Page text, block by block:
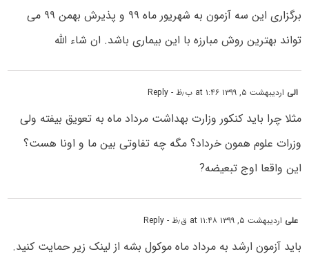
برگزاری این سه آزمون به شهریور ماه ۹۹ و پذیرش بهمن ۹۹ می
تواند بهترین روش مبارزه با این بیماری باشد. ان شاء الله
الی اردیبهشت ۵, ۱۳۹۹ at ۱:۴۶ ب٫ظ - Reply
مثلا چرا باید کنکور وزارت بهداشت مرداد ماه به تعویق بیفته ولی
وزرات علوم همون خرداد؟ مگه چه تفاوتی بین ما و اونا هست؟
این واقعا اوج تبعیضه?
علی اردیبهشت ۵, ۱۳۹۹ at ۱۱:۴۸ ق٫ظ - Reply
باید آزمون ارشد به مرداد ماه موکول بشه از لینک زیر حمایت کنید.